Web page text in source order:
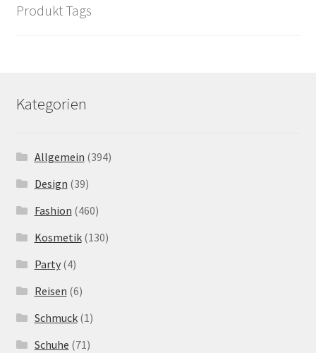
Produkt Tags
Kategorien
Allgemein (394)
Design (39)
Fashion (460)
Kosmetik(130)
Party(4)
Reisen (6)
Schmuck(1)
Schuhe (71)